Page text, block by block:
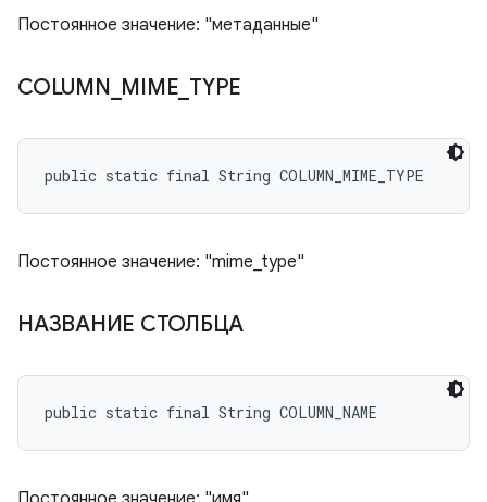
Постоянное значение: "метаданные"
COLUMN MIME TYPE
public static final String COLUMN_MIME_TYPE
Постоянное значение: "mime_type"
НАЗВАНИЕ СТОЛБЦА
public static final String COLUMN_NAME